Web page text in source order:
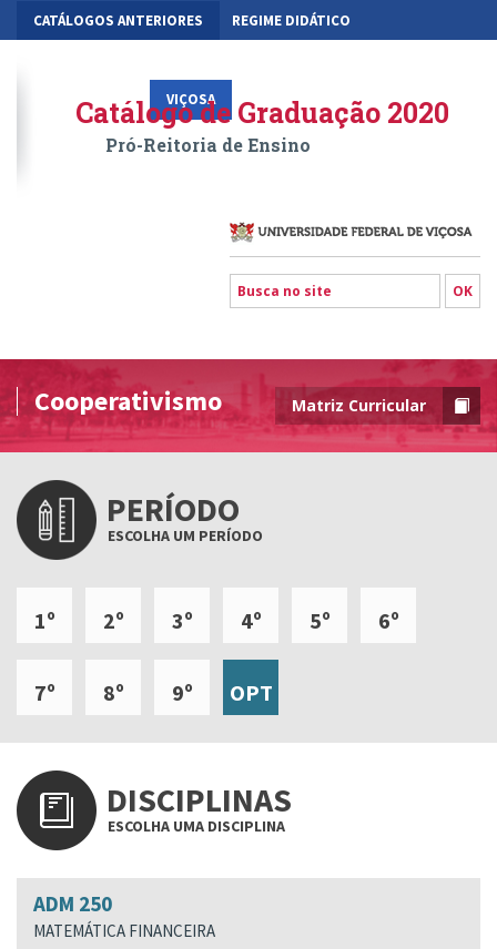
CATÁLOGOS ANTERIORES REGIME DIDÁTICO
VIÇOSA RIO PARANAÍBA FLORESTAL
Catálogo de Graduação 2020
Pró-Reitoria de Ensino
Cooperativismo Matriz Curricular
PERÍODO
ESCOLHA UM PERÍODO
1º 2º 3º 4º 5º 6º
7º 8º 9º OPT
DISCIPLINAS
ESCOLHA UMA DISCIPLINA
ADM 250
MATEMÁTICA FINANCEIRA